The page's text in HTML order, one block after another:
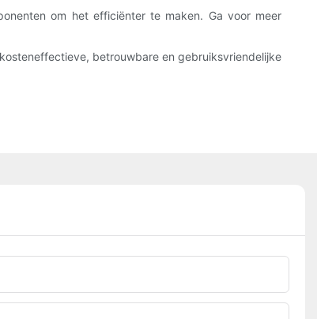
om het efficiënter te maken. Ga voor meer
betrouwbare en gebruiksvriendelijke